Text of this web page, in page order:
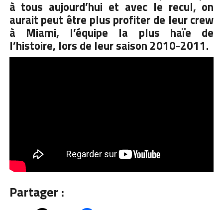
à tous aujourd’hui et avec le recul, on
aurait peut être plus profiter de leur crew
à Miami, l’équipe la plus haïe de
l’histoire, lors de leur saison 2010-2011.
Partager :